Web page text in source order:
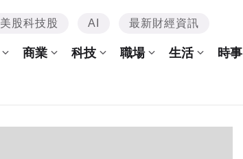
美股科技股 AI 最新財經資訊
商業 科技 職場 生活 時事